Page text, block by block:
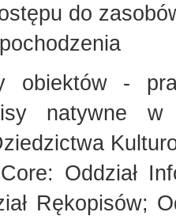
do
obiektów -
natywne
Oddział
Rękopisów;